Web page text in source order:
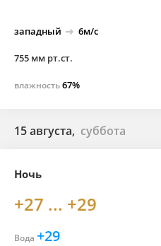
западный 6м/с
755 мм рт.ст.
влажность67%
15 августа, суббота
Ночь
+27 ... +29
Вода +29